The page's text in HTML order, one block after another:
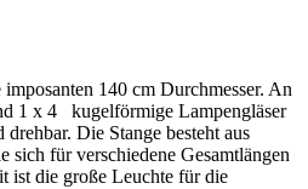
140 cm Durchmesser. An
1 x 4 kugelförmige Lampengläser
Die Stange besteht aus
sich für verschiedene Gesamtlängen
ist die große Leuchte für die